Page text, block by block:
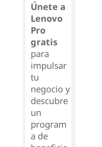
Únete a
Lenovo
Pro
gratis
para
impulsar
tu
negocio y
descubre
un
program
a de